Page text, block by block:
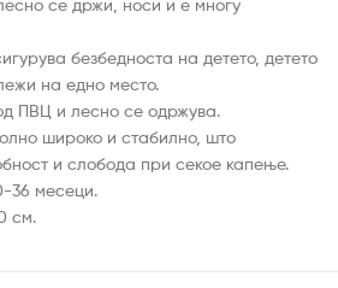
се држи, носи и е многу
безбедноста на детето, детето
на едно место.
ПВЦ и лесно се одржува.
широко и стабилно, што
и слобода при секое капење.
36 месеци.
см.